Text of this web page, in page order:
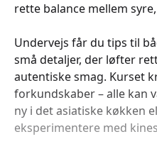
rette balance mellem
Undervejs får du tips til
små detaljer, der løfter
autentiske smag. Kurset
forkundskaber – alle kan
ny i det asiatiske køkken
eksperimentere med